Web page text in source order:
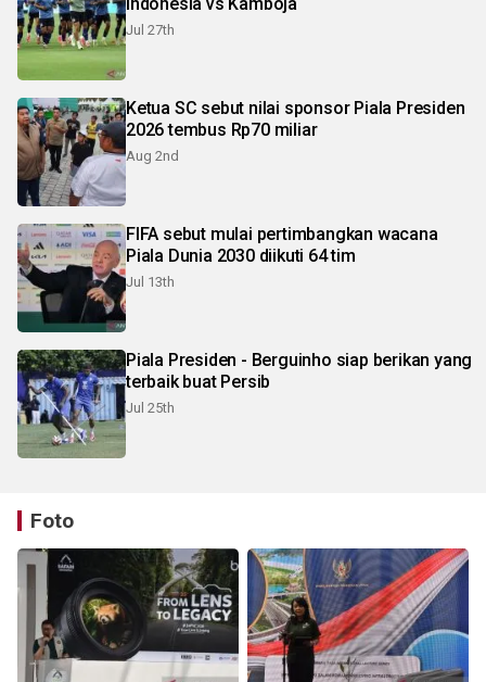
Indonesia vs Kamboja
Jul 27th
Ketua SC sebut nilai sponsor Piala Presiden
2026 tembus Rp70 miliar
Aug 2nd
FIFA sebut mulai pertimbangkan wacana
Piala Dunia 2030 diikuti 64 tim
Jul 13th
Piala Presiden - Berguinho siap berikan yang
terbaik buat Persib
Jul 25th
Foto